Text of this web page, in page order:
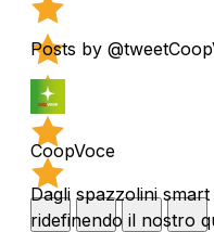
Posts by
CoopVoce
Dagli spazzolini
ridefinendo il nostro